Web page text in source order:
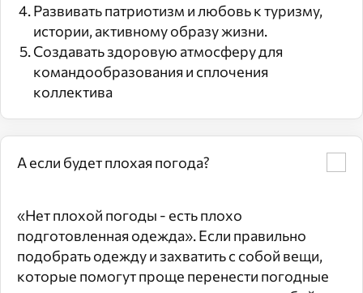
Развивать патриотизм и любовь к туризму,
истории, активному образу жизни.
Создавать здоровую атмосферу для
командообразования и сплочения
коллектива
А если будет плохая погода?
«Нет плохой погоды - есть плохо
подготовленная одежда». Если правильно
подобрать одежду и захватить с собой вещи,
которые помогут проще перенести погодные